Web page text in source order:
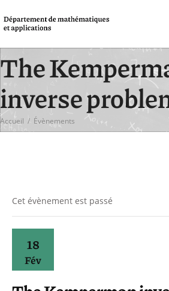
The
inverse
Accueil / Évènements
Cet évènement est passé
18
Fév